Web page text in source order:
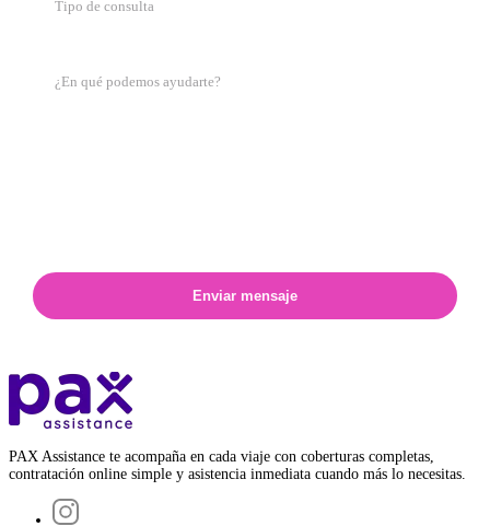
Tipo de consulta
Enviar mensaje
PAX Assistance te acompaña en cada viaje con coberturas completas,
contratación online simple y asistencia inmediata cuando más lo necesitas.